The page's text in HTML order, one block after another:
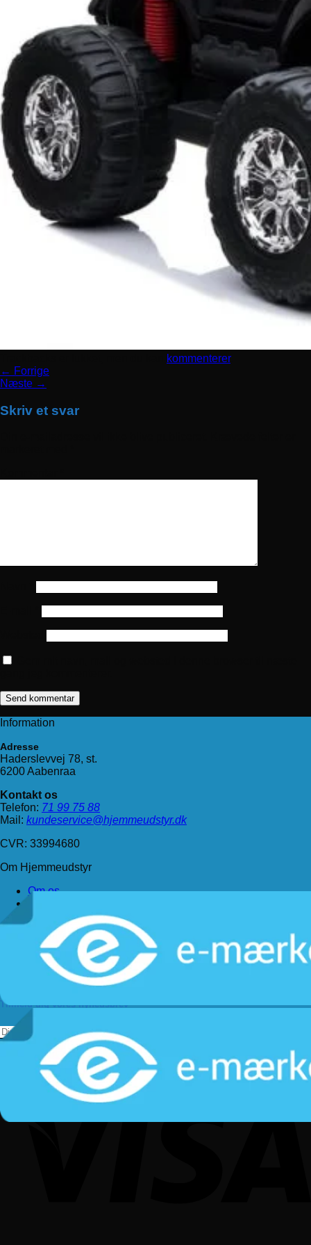
kommenterer.
← Forrige
Næste →
Skriv et svar
Information
Adresse
Haderslevvej 78, st.
6200 Aabenraa
Kontakt os
Telefon: 71 99 75 88
Mail: kundeservice@hjemmeudstyr.dk
CVR: 33994680
Om Hjemmeudstyr
Om os
Levering
Kundeservice
Returnering
Privatlivspolitik
Tilmeld dig vores nyhedsbrev